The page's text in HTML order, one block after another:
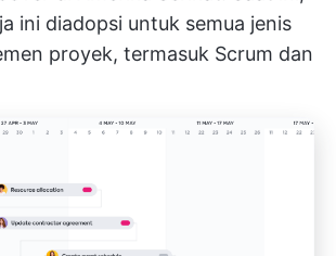
ini diadopsi untuk semua jenis
proyek, termasuk Scrum dan